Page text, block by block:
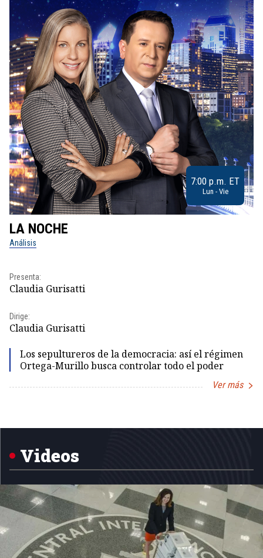
7:00 p.m. ET
Lun - Vie
LA NOCHE
Análisis
Presenta:
Claudia Gurisatti
Dirige:
Claudia Gurisatti
Los sepultureros de la democracia: así el régimen
Ortega-Murillo busca controlar todo el poder
Ver más
5
Videos